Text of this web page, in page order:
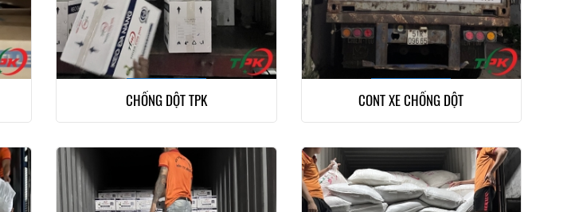
CHỐNG DỘT TPK CONT XE CHỐNG DỘT